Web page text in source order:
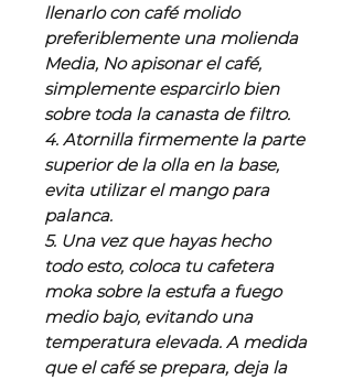
llenarlo con café molido
preferiblemente una molienda
Media, No apisonar el café,
simplemente esparcirlo bien
sobre toda la canasta de filtro.
4. Atornilla firmemente la parte
superior de la olla en la base,
evita utilizar el mango para
palanca.
5. Una vez que hayas hecho
todo esto, coloca tu cafetera
moka sobre la estufa a fuego
medio bajo, evitando una
temperatura elevada. A medida
que el café se prepara, deja la